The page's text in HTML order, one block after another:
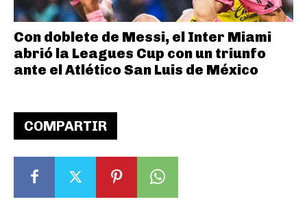
COMPARTIR
Con doblete de Messi, el Inter Miami
abrió la Leagues Cup con un triunfo
ante el Atlético San Luis de México